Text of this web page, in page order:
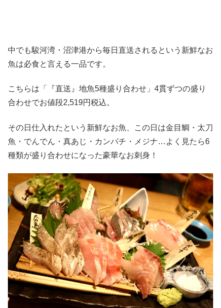
中でも駿河湾・沼津港から毎日直送されるという新鮮なお
魚は必食と言える一品です。
こちらは「『直送』地魚5種盛り合わせ」4貫ずつの盛り
合わせでお値段2,519円税込。
その日仕入れたという新鮮なお魚、この日は金目鯛・太刀
魚・でんでん・真あじ・カンパチ・メジナ…よく見たら6
種類が盛り合わせになった豪華なお刺身！